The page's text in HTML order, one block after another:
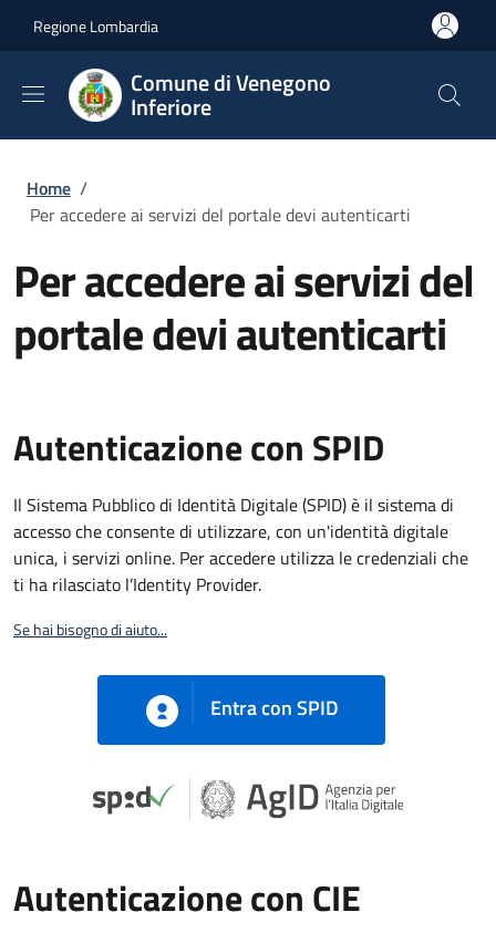
Regione Lombardia
Comune di Venegono
Inferiore
Briciole di pane
Home /
Per accedere ai servizi del portale devi autenticarti
Per accedere ai servizi del
portale devi autenticarti
Autenticazione con SPID
Il Sistema Pubblico di Identità Digitale (SPID) è il sistema di
accesso che consente di utilizzare, con un'identità digitale
unica, i servizi online. Per accedere utilizza le credenziali che
ti ha rilasciato l’Identity Provider.
Se hai bisogno di aiuto...
Entra con SPID
Autenticazione con CIE